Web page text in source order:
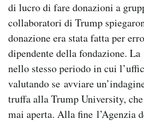
di lucro di fare donazioni a
collaboratori di Trump
donazione era stata fatta per
dipendente della fondazione.
nello stesso periodo in cui
valutando se avviare
truffa alla Trump University,
mai aperta. Alla fine l’Agenzia